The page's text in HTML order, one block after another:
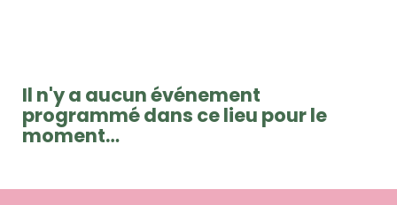
Il n'y a aucun événement
programmé dans ce lieu pour le
moment…